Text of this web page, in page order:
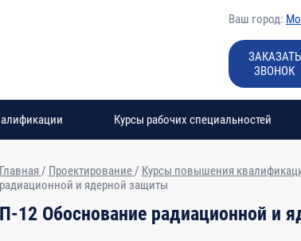
Ваш город:
ЗАКАЗАТЬ
ЗВОНОК
Курсы рабочих специальностей
Главная / Проектирование/ Курсы повышения
радиационной и ядерной защиты
П-12 Обоснование радиационной и